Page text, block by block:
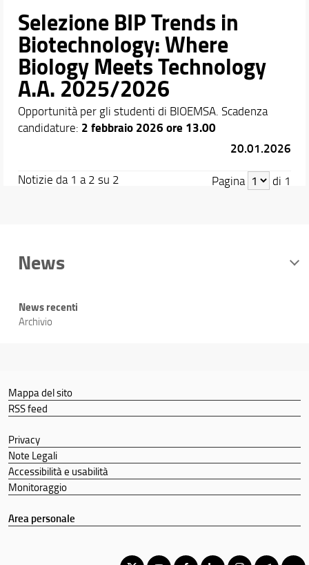
e-mail automatiche. Chi riceve il messaggio vedrà
esclusivamente il testo scritto, senza possibilità di
risalire all'autore.
Selezione BIP Trends in
Biotechnology: Where
Biology Meets Technology
A.A. 2025/2026
Opportunità per gli studenti di BIOEMSA. Scadenza
candidature: 2 febbraio 2026 ore 13.00
20.01.2026
Notizie da 1 a 2 su 2 Pagina di 1
News
News recenti
Archivio
Mappa del sito
RSS feed
Privacy
Note Legali
Accessibilità e usabilità
Monitoraggio
Area personale